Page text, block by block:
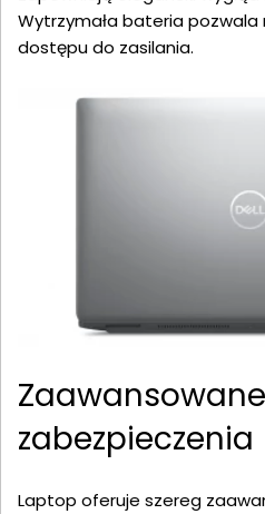
Wytrzymała bateria pozwala
dostępu do zasilania.
Zaawansowane
zabezpieczenia
Laptop oferuje szereg